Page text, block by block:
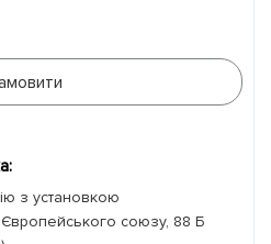
з установкою
Європейського союзу, 88 Б